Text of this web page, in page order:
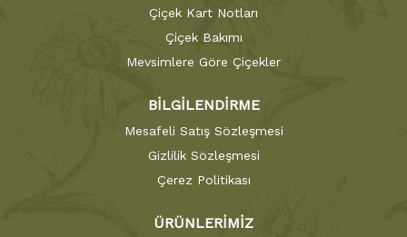
Çiçek Kart Notları
Çiçek Bakımı
Mevsimlere Göre Çiçekler
BİLGİLENDİRME
Mesafeli Satış Sözleşmesi
Gizlilik Sözleşmesi
Çerez Politikası
ÜRÜNLERİMİZ